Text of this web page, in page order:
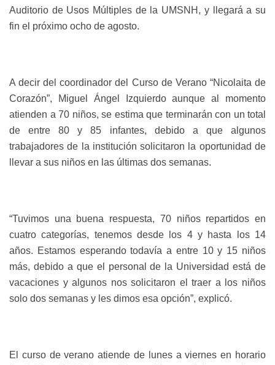
Auditorio de Usos Múltiples de la UMSNH, y llegará a su
fin el próximo ocho de agosto.
A decir del coordinador del Curso de Verano “Nicolaita de
Corazón”, Miguel Ángel Izquierdo aunque al momento
atienden a 70 niños, se estima que terminarán con un total
de entre 80 y 85 infantes, debido a que algunos
trabajadores de la institución solicitaron la oportunidad de
llevar a sus niños en las últimas dos semanas.
“Tuvimos una buena respuesta, 70 niños repartidos en
cuatro categorías, tenemos desde los 4 y hasta los 14
años. Estamos esperando todavía a entre 10 y 15 niños
más, debido a que el personal de la Universidad está de
vacaciones y algunos nos solicitaron el traer a los niños
solo dos semanas y les dimos esa opción”, explicó.
El curso de verano atiende de lunes a viernes en horario